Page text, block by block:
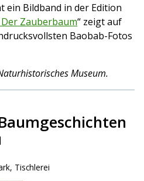
ein Bildband in der Edition
Zauberbaum“ zeigtauf
Baobab-Fotos
Museum.
, Tischlerei